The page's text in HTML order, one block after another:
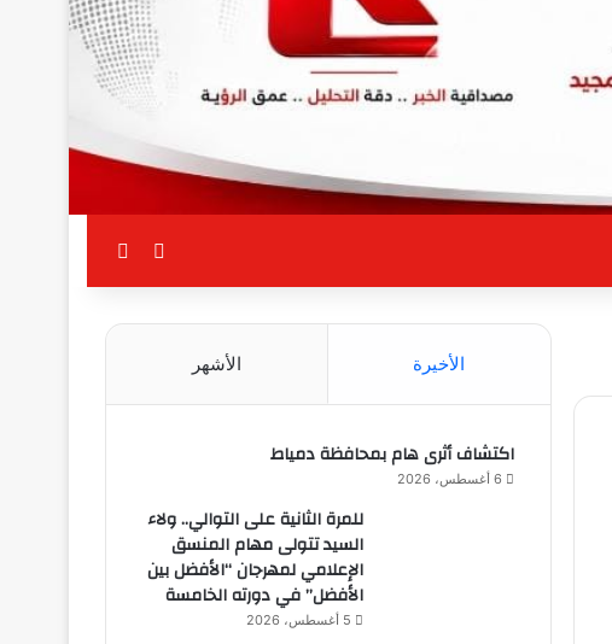
الوضع المظلم
الأخيرة الأشهر
اكتشاف أثرى هام بمحافظة دمياط
6 أغسطس، 2026
للمرة الثانية على التوالي.. ولاء
السيد تتولى مهام المنسق
الإعلامي لمهرجان “الأفضل بين
الأفضل” في دورته الخامسة
5 أغسطس، 2026